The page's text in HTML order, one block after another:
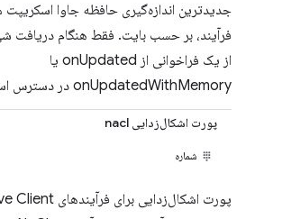
جدیدترین اندازه‌گیری حافظه جاوا اسکریپت
فرآیند، بر حسب بایت. فقط هنگام دریافت
از یک فراخوانی از onUpdated یا
onUpdatedWithMemory در دسترس است.
پورت اشکال‌زدایی nacl
شماره